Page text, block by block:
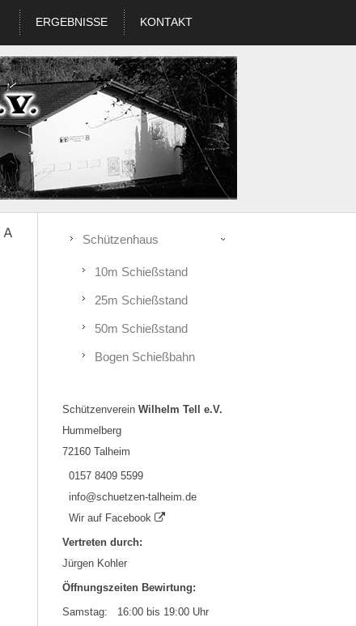
ERGEBNISSE KONTAKT
Schützenhaus
10m Schießstand
25m Schießstand
50m Schießstand
Bogen Schießbahn
Schützenverein Wilhelm Tell e.V.
Hummelberg
72160 Talheim
0157 8409 5599
info@schuetzen-talheim.de
Wir auf Facebook
Vertreten durch:
Jürgen Kohler
Öffnungszeiten Bewirtung:
Samstag: 16:00 bis 19:00 Uhr